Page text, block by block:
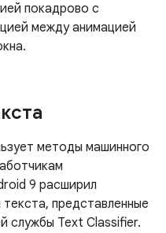
покадрово с
между анимацией
методы машинного
9 расширил
представленные
службы Text Classifier.